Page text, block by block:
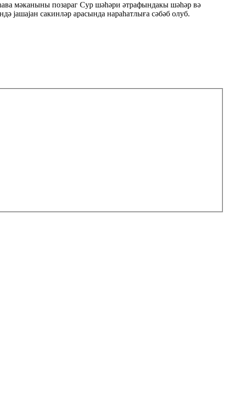
мәканыны позараг Сур шәһәри әтрафындакы шәһәр вә
јашајан сакинләр арасында нараһатлыға сәбәб олуб.